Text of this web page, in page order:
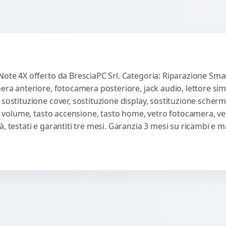
4X offerto da BresciaPC Srl. Categoria: Riparazione
anteriore, fotocamera posteriore, jack audio, lettore
cover, sostituzione display, sostituzione
tasto accensione, tasto home, vetro fotocamera,
testati e garantiti tre mesi. Garanzia 3 mesi su ricambi e